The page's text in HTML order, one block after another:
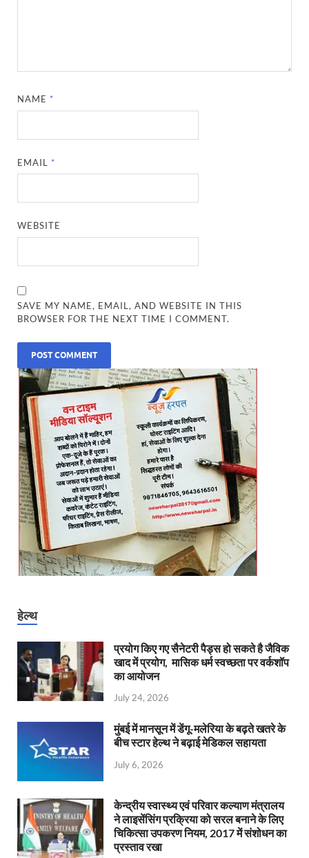
NAME *
EMAIL *
WEBSITE
SAVE MY NAME, EMAIL, AND WEBSITE IN THIS
BROWSER FOR THE NEXT TIME I COMMENT.
हेल्थ
प्रयोग किए गए सैनेटरी पैड्स हो सकते है जैविक
खाद में प्रयोग, मासिक धर्म स्वच्छता पर वर्कशॉप
का आयोजन
July 24, 2026
मुंबई में मानसून में डेंगू-मलेरिया के बढ़ते खतरे के
बीच स्टार हेल्थ ने बढ़ाई मेडिकल सहायता
July 6, 2026
केन्‍द्रीय स्वास्थ्य एवं परिवार कल्याण मंत्रालय
ने लाइसेंसिंग प्रक्रिया को सरल बनाने के लिए
चिकित्सा उपकरण नियम, 2017 में संशोधन का
प्रस्ताव रखा